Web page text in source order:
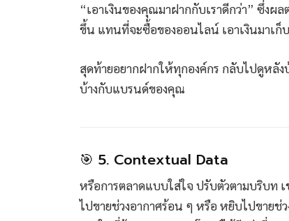
“เอาเงินของคุณมาฝากกับเราดีกว่า” ซึ่ง
ขึ้น แทนที่จะซื้อของออนไลน์ เอาเงินมาเก็
สุดท้ายอยากฝากให้ทุกองค์กร กลับไปดูหลัง
บ้างกับแบรนด์ของคุณ
🎯 5. Contextual Data
หรือการตลาดแบบใส่ใจ ปรับตัวตามบริบท
ไปขายช่วงอากาศร้อน ๆ หรือ หยิบไปขาย